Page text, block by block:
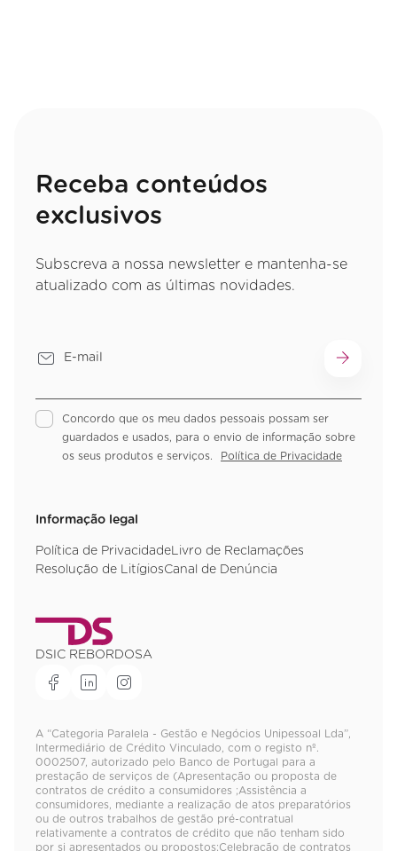
Receba conteúdos
exclusivos
Subscreva a nossa newsletter e mantenha-se
atualizado com as últimas novidades.
Concordo que os meu dados pessoais possam ser
guardados e usados, para o envio de informação sobre
os seus produtos e serviços.
Política de Privacidade
Informação legal
Política de Privacidade Livro de Reclamações
Resolução de LitígiosCanal de Denúncia
DSIC REBORDOSA
A “Categoria Paralela - Gestão e Negócios Unipessoal Lda”,
Intermediário de Crédito Vinculado, com o registo nº.
0002507, autorizado pelo Banco de Portugal para a
prestação de serviços de (Apresentação ou proposta de
contratos de crédito a consumidores ;Assistência a
consumidores, mediante a realização de atos preparatórios
ou de outros trabalhos de gestão pré-contratual
relativamente a contratos de crédito que não tenham sido
por si apresentados ou propostos;Celebração de contratos